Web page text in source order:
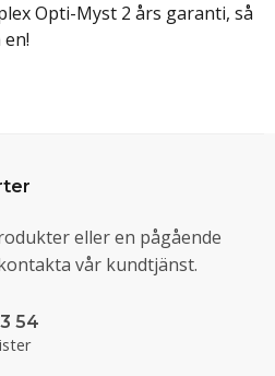
Opti-Myst 2 års garanti, så
eller en pågående
vår kundtjänst.
54